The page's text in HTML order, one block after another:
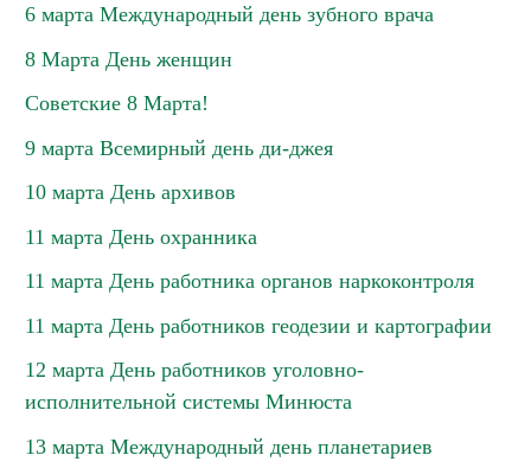
6 марта Международный день зубного врача
8 Марта День женщин
Советские 8 Марта!
9 марта Всемирный день ди-джея
10 марта День архивов
11 марта День охранника
11 марта День работника органов наркоконтроля
11 марта День работников геодезии и картографии
12 марта День работников уголовно-
исполнительной системы Минюста
13 марта Международный день планетариев